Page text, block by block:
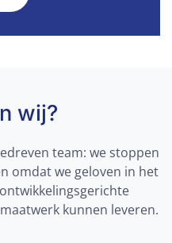
wij?
team: we stoppen
omdat we geloven in het
kunnen leveren.